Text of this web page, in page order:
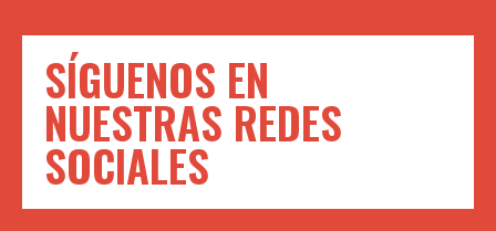
SÍGUENOS EN
NUESTRAS REDES
SOCIALES